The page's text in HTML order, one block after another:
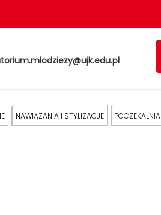
NAWIĄZANIA I STYLIZACJE